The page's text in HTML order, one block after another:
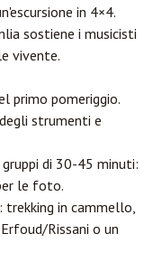
in 4×4.
sostiene i musicisti
vivente.
primo pomeriggio.
strumenti e
di 30-45 minuti:
le foto.
trekking in cammello,
Rissani o un